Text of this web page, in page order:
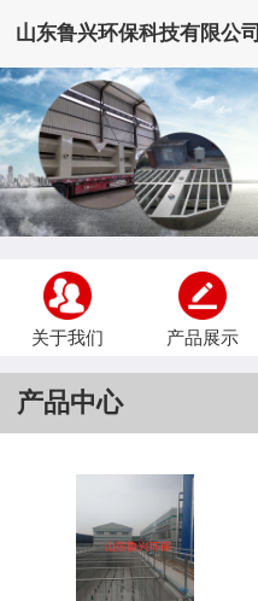
山东鲁兴环保科技有限公司
关于我们 产品展示
产品中心